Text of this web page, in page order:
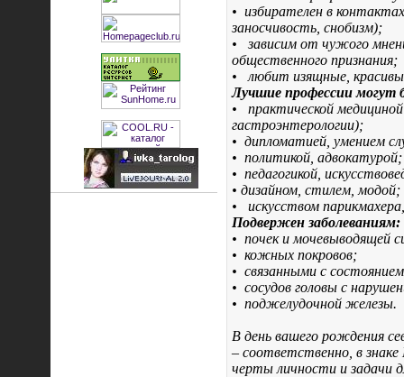
• избирателен в
заносчивость, снобизм);
•
зависим от чужого
общественного признания;
•
любит изящные,
Лучшие профессии могут
•
практической
гастроэнтерологии);
• дипломатией, умением
• политикой, адвокатурой;
• педагогикой,
• дизайном, стилем, модой;
•
искусством
Подвержен заболеваниям:
• почек и мочевыводящей
• кожных покровов;
• связанными с
• сосудов головы с
• поджелудочной железы.
В день вашего рождения
– соответственно, в знаке
черты личности и задачи